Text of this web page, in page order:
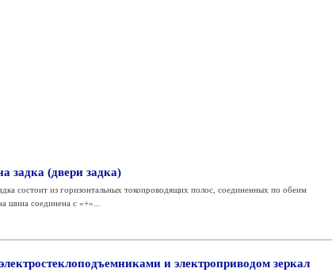
задка (двери задка)
состоит из горизонтальных токопроводящих полос, соединенных по обеим
шина соединена с «+»...
и электроприводом зеркал